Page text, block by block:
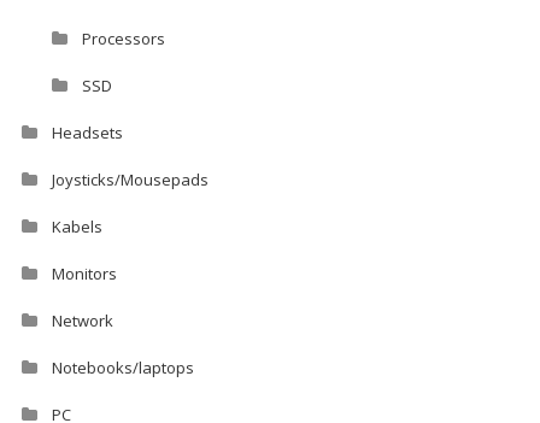
Processors
SSD
Headsets
Joysticks/Mousepads
Kabels
Monitors
Network
Notebooks/laptops
PC